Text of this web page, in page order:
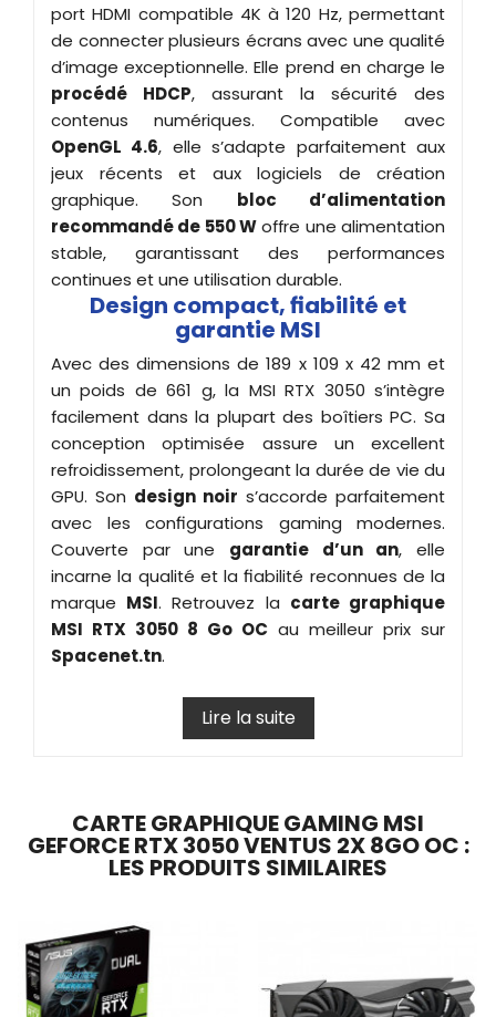
port HDMI compatible 4K à 120 Hz, permettant
de connecter plusieurs écrans avec une qualité
d’image exceptionnelle. Elle prend en charge le
procédé HDCP, assurant la sécurité des
contenus numériques. Compatible avec
OpenGL 4.6, elle s’adapte parfaitement aux
jeux récents et aux logiciels de création
graphique. Son bloc d’alimentation
recommandé de 550 Woffre une alimentation
stable, garantissant des performances
continues et une utilisation durable.
Design compact, fiabilité et
garantie MSI
Avec des dimensions de 189 x 109 x 42 mm et
un poids de 661 g, la MSI RTX 3050 s’intègre
facilement dans la plupart des boîtiers PC. Sa
conception optimisée assure un excellent
refroidissement, prolongeant la durée de vie du
GPU. Son design noir s’accorde parfaitement
avec les configurations gaming modernes.
Couverte par une garantie d’un an, elle
incarne la qualité et la fiabilité reconnues de la
marque MSI. Retrouvez la carte graphique
MSI RTX 3050 8 Go OC au meilleur prix sur
Spacenet.tn.
Lire la suite
CARTE GRAPHIQUE GAMING MSI
GEFORCE RTX 3050 VENTUS 2X 8GO OC :
LES PRODUITS SIMILAIRES